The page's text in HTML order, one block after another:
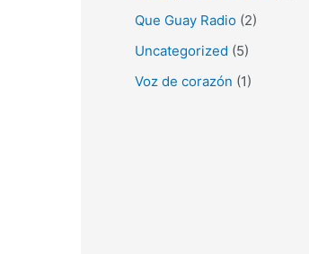
Que Guay Radio (2)
Uncategorized (5)
Voz de corazón (1)